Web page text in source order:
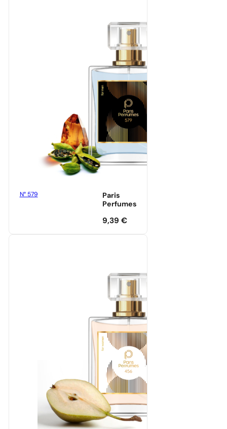
N° 579
Paris
Perfumes
9,39 €